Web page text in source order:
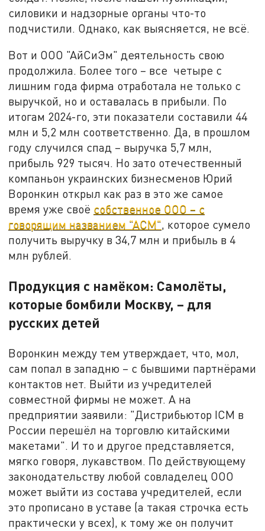
силовики и надзорные органы что-то
подчистили. Однако, как выясняется, не всё.
Вот и ООО "АйСиЭм" деятельность свою
продолжила. Более того – все четыре с
лишним года фирма отработала не только с
выручкой, но и оставалась в прибыли. По
итогам 2024-го, эти показатели составили 44
млн и 5,2 млн соответственно. Да, в прошлом
году случился спад – выручка 5,7 млн,
прибыль 929 тысяч. Но зато отечественный
компаньон украинских бизнесменов Юрий
Воронкин открыл как раз в это же самое
время уже своё собственное ООО – с
говорящим названием "АСМ", которое сумело
получить выручку в 34,7 млн и прибыль в 4
млн рублей.
Продукция с намёком: Самолёты,
которые бомбили Москву, – для
русских детей
Воронкин между тем утверждает, что, мол,
сам попал в западню – с бывшими партнёрами
контактов нет. Выйти из учредителей
совместной фирмы не может. А на
предприятии заявили: "Дистрибьютор ICM в
России перешёл на торговлю китайскими
макетами". И то и другое представляется,
мягко говоря, лукавством. По действующему
законодательству любой совладелец ООО
может выйти из состава учредителей, если
это прописано в уставе (а такая строчка есть
практически у всех), к тому же он получит